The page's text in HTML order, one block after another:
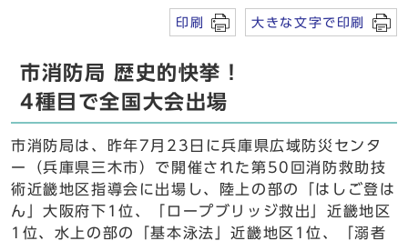
印刷 大きな文字で印刷
市消防局 歴史的快挙！
4種目で全国大会出場
市消防局は、昨年7月23日に兵庫県広域防災センタ
ー（兵庫県三木市）で開催された第50回消防救助技
術近畿地区指導会に出場し、陸上の部の「はしご登は
ん」大阪府下1位、「ロープブリッジ救出」近畿地区
1位、水上の部の「基本泳法」近畿地区1位、「溺者